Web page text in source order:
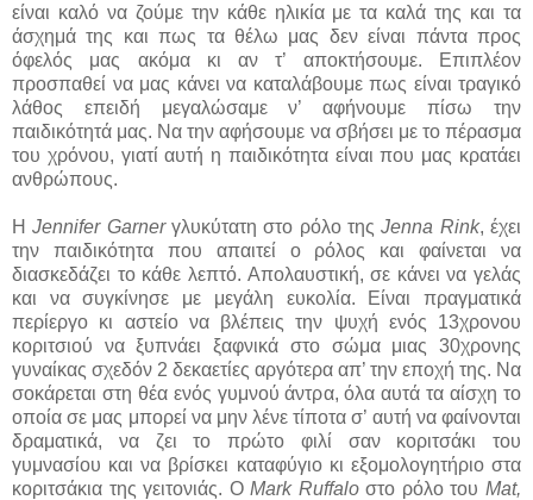
είναι καλό να ζούμε την κάθε ηλικία με τα καλά της και τα
άσχημά της και πως τα θέλω μας δεν είναι πάντα προς
όφελός μας ακόμα κι αν τ’ αποκτήσουμε. Επιπλέον
προσπαθεί να μας κάνει να καταλάβουμε πως είναι τραγικό
λάθος επειδή μεγαλώσαμε ν’ αφήνουμε πίσω την
παιδικότητά μας. Να την αφήσουμε να σβήσει με το πέρασμα
του χρόνου, γιατί αυτή η παιδικότητα είναι που μας κρατάει
ανθρώπους.
ΗJennifer Garnerγλυκύτατη στο ρόλο τηςJenna Rink, έχει
την παιδικότητα που απαιτεί ο ρόλος και φαίνεται να
διασκεδάζει το κάθε λεπτό. Απολαυστική, σε κάνει να γελάς
και να συγκίνησε με μεγάλη ευκολία. Είναι πραγματικά
περίεργο κι αστείο να βλέπεις την ψυχή ενός 13χρονου
κοριτσιού να ξυπνάει ξαφνικά στο σώμα μιας 30χρονης
γυναίκας σχεδόν 2 δεκαετίες αργότερα απ’ την εποχή της. Να
σοκάρεται στη θέα ενός γυμνού άντρα, όλα αυτά τα αίσχη το
οποία σε μας μπορεί να μην λένε τίποτα σ’ αυτή να φαίνονται
δραματικά, να ζει το πρώτο φιλί σαν κοριτσάκι του
γυμνασίου και να βρίσκει καταφύγιο κι εξομολογητήριο στα
κοριτσάκια της γειτονιάς. ΟMark Ruffaloστο ρόλο τουMat,